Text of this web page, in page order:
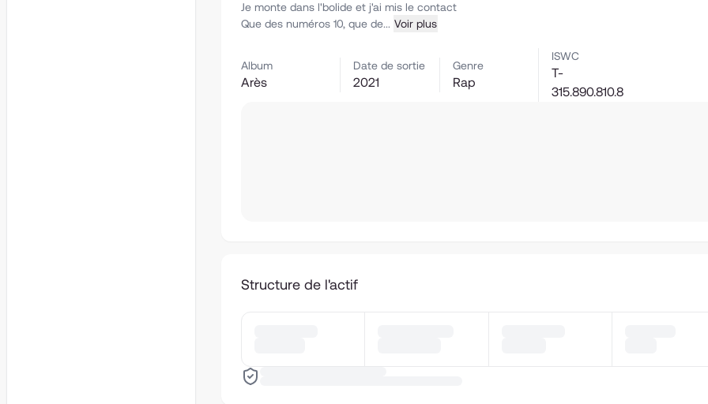
Je monte dans l'bolide et j'ai mis le contact
Que des numéros 10, que de... Voir plus
Album
Arès
Date de sortie
2021
Genre
Rap
ISWC
T-
315.890.810.8
Structure de l'actif